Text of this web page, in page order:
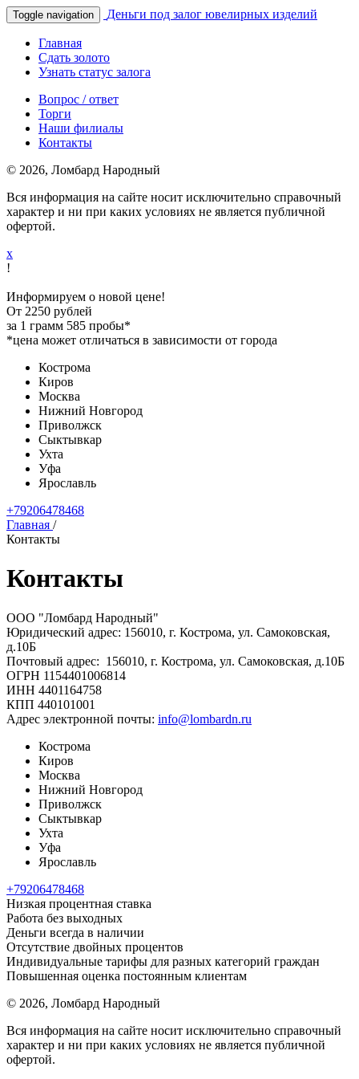
Toggle navigation Деньги под залог ювелирных изделий
Главная
Сдать золото
Узнать статус залога
Вопрос / ответ
Торги
Наши филиалы
Контакты
© 2026, Ломбард Народный
Вся информация на сайте носит исключительно справочный
характер и ни при каких условиях не является публичной
офертой.
x
!
Информируем о новой цене!
От 2250 рублей
за 1 грамм 585 пробы*
*цена может отличаться в зависимости от города
Кострома
Киров
Москва
Нижний Новгород
Приволжск
Сыктывкар
Ухта
Уфа
Ярославль
+79206478468
Главная /
Контакты
Контакты
ООО "Ломбард Народный"
Юридический адрес: 156010, г. Кострома, ул. Самоковская,
д.10Б
Почтовый адрес: 156010, г. Кострома, ул. Самоковская, д.10Б
ОГРН 1154401006814
ИНН 4401164758
КПП 440101001
Адрес электронной почты: info@lombardn.ru
Кострома
Киров
Москва
Нижний Новгород
Приволжск
Сыктывкар
Ухта
Уфа
Ярославль
+79206478468
Низкая процентная ставка
Работа без выходных
Деньги всегда в наличии
Отсутствие двойных процентов
Индивидуальные тарифы для разных категорий граждан
Повышенная оценка постоянным клиентам
© 2026, Ломбард Народный
Вся информация на сайте носит исключительно справочный
характер и ни при каких условиях не является публичной
офертой.